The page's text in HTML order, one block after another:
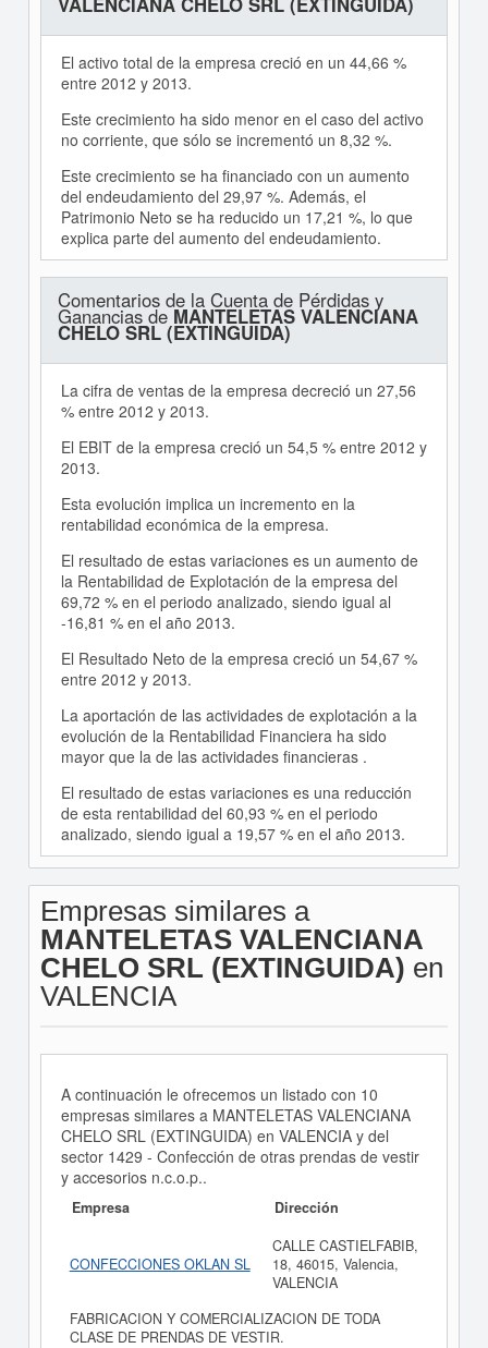
El activo total de la empresa creció en un 44,66 %
entre 2012 y 2013.
Este crecimiento ha sido menor en el caso del activo
no corriente, que sólo se incrementó un 8,32 %.
Este crecimiento se ha financiado con un aumento
del endeudamiento del 29,97 %. Además, el
Patrimonio Neto se ha reducido un 17,21 %, lo que
explica parte del aumento del endeudamiento.
Comentarios de la Cuenta de Pérdidas y
Ganancias deMANTELETAS VALENCIANA
CHELO SRL (EXTINGUIDA)
La cifra de ventas de la empresa decreció un 27,56
% entre 2012 y 2013.
El EBIT de la empresa creció un 54,5 % entre 2012 y
2013.
Esta evolución implica un incremento en la
rentabilidad económica de la empresa.
El resultado de estas variaciones es un aumento de
la Rentabilidad de Explotación de la empresa del
69,72 % en el periodo analizado, siendo igual al
-16,81 % en el año 2013.
El Resultado Neto de la empresa creció un 54,67 %
entre 2012 y 2013.
La aportación de las actividades de explotación a la
evolución de la Rentabilidad Financiera ha sido
mayor que la de las actividades financieras .
El resultado de estas variaciones es una reducción
de esta rentabilidad del 60,93 % en el periodo
analizado, siendo igual a 19,57 % en el año 2013.
Empresas similares a
MANTELETAS VALENCIANA
CHELO SRL (EXTINGUIDA) en
VALENCIA
A continuación le ofrecemos un listado con 10
empresas similares a MANTELETAS VALENCIANA
CHELO SRL (EXTINGUIDA) en VALENCIA y del
sector 1429 - Confección de otras prendas de vestir
y accesorios n.c.o.p..
Empresa Dirección
CONFECCIONES OKLAN SL
CALLE CASTIELFABIB,
18, 46015, Valencia,
VALENCIA
FABRICACION Y COMERCIALIZACION DE TODA
CLASE DE PRENDAS DE VESTIR.